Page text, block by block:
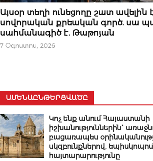
ԿԱՐԵՎՈՐԸ
Այսօր տեղի ունեցողը շատ ավելին
սովորական քրեական գործ. սա
սահմանագիծ է. Թաթոյան
7 Օգոստոս, 2026
ԱՄԵՆԱԸՆԹԵՐՑՎԱԾԸ
Կոչ ենք անում Հայաստանի
իշխանություններին`
բացառապես
սկզբունքներով.
հայտարարությունը